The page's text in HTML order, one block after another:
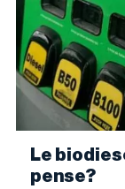
Le
pense?